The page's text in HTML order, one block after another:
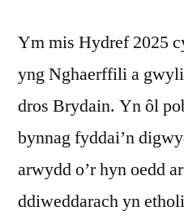
Ym mis Hydref 2025
yng Nghaerffili a
dros Brydain. Yn ôl
bynnag fyddai’n
arwydd o’r hyn oedd
ddiweddarach yn